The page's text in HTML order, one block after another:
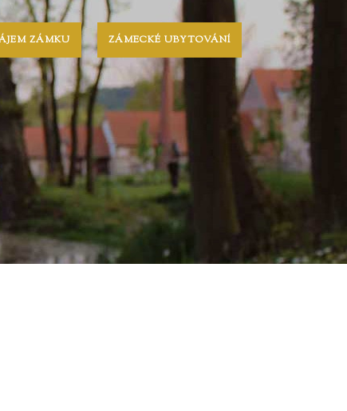
ZÁMKU ZÁMECKÉ UBYTOVÁNÍ